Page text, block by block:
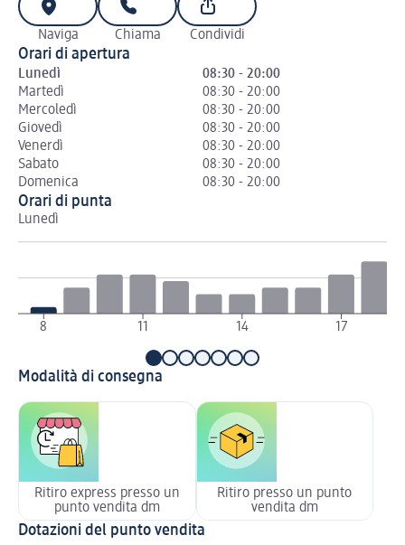
Naviga Chiama Condividi
Orari di apertura
Lunedì
08:30 - 20:00
Martedì
08:30 - 20:00
Mercoledì
08:30 - 20:00
Giovedì
08:30 - 20:00
Venerdì
08:30 - 20:00
Sabato
08:30 - 20:00
Domenica
08:30 - 20:00
Orari di punta
Lunedì
8 11 14 17
Modalità di consegna
Ritiro express presso un
punto vendita dm
Ritiro presso un punto
vendita dm
Dotazioni del punto vendita